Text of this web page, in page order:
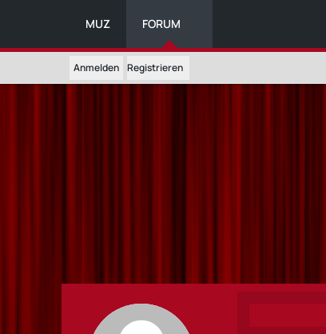
MUZ FORUM
Anmelden Registrieren